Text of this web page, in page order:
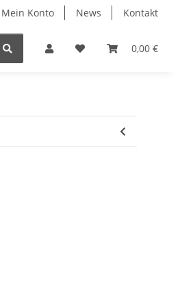
Mein Konto News Kontakt
0,00 €
Geschäft in Essen